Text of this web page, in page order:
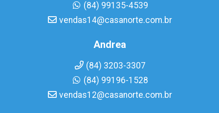
(84) 99135-4539
vendas14@casanorte.com.br
Andrea
(84) 3203-3307
(84) 99196-1528
vendas12@casanorte.com.br